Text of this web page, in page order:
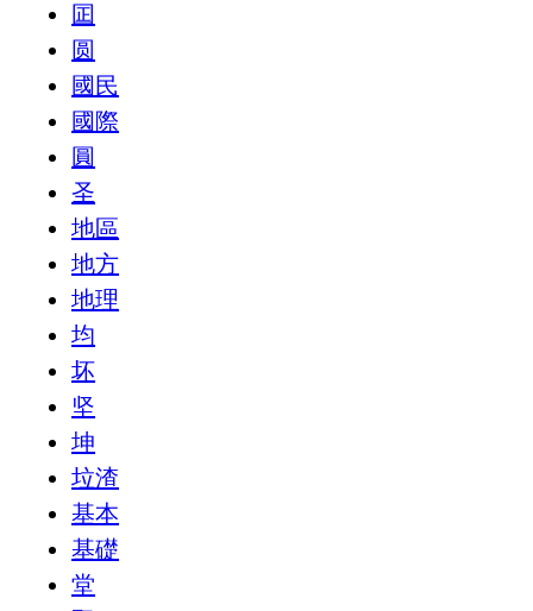
囸
圆
國民
國際
圓
圣
地區
地方
地理
均
坏
坚
坤
垃渣
基本
基礎
堂